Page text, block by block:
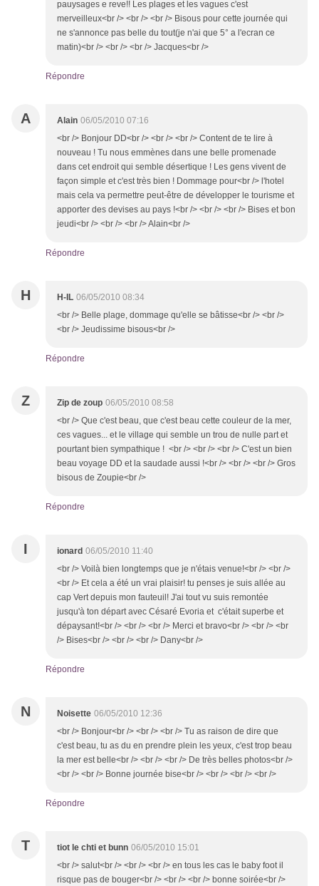
pauysages e reve!! Les plages et les vagues c'est
merveilleux<br /> <br /> <br /> Bisous pour cette journée qui
ne s'annonce pas belle du tout(je n'ai que 5° a l'ecran ce
matin)<br /> <br /> <br /> Jacques<br />
Répondre
A Alain 06/05/2010 07:16
<br /> Bonjour DD<br /> <br /> <br /> Content de te lire à
nouveau ! Tu nous emmènes dans une belle promenade
dans cet endroit qui semble désertique ! Les gens vivent de
façon simple et c'est très bien ! Dommage pour<br /> l'hotel
mais cela va permettre peut-être de développer le tourisme et
apporter des devises au pays !<br /> <br /> <br /> Bises et bon
jeudi<br /> <br /> <br /> Alain<br />
Répondre
H H-IL 06/05/2010 08:34
<br /> Belle plage, dommage qu'elle se bâtisse<br /> <br />
<br /> Jeudissime bisous<br />
Répondre
Z Zip de zoup 06/05/2010 08:58
<br /> Que c'est beau, que c'est beau cette couleur de la mer,
ces vagues... et le village qui semble un trou de nulle part et
pourtant bien sympathique ! <br /> <br /> <br /> C'est un bien
beau voyage DD et la saudade aussi !<br /> <br /> <br /> Gros
bisous de Zoupie<br />
Répondre
I ionard 06/05/2010 11:40
<br /> Voilà bien longtemps que je n'étais venue!<br /> <br />
<br /> Et cela a été un vrai plaisir! tu penses je suis allée au
cap Vert depuis mon fauteuil! J'ai tout vu suis remontée
jusqu'à ton départ avec Césaré Evoria et c'était superbe et
dépaysant!<br /> <br /> <br /> Merci et bravo<br /> <br /> <br
/> Bises<br /> <br /> <br /> Dany<br />
Répondre
N Noisette 06/05/2010 12:36
<br /> Bonjour<br /> <br /> <br /> Tu as raison de dire que
c'est beau, tu as du en prendre plein les yeux, c'est trop beau
la mer est belle<br /> <br /> <br /> De très belles photos<br />
<br /> <br /> Bonne journée bise<br /> <br /> <br /> <br />
Répondre
T tiot le chti et bunn 06/05/2010 15:01
<br /> salut<br /> <br /> <br /> en tous les cas le baby foot il
risque pas de bouger<br /> <br /> <br /> bonne soirée<br />